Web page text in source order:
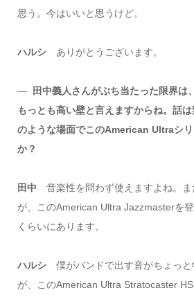
思う。今はいいと思うけど。
ハルシ ありがとうございます。
―
田中義人さんがぶち当たった限界は
もっとも高い壁と言えますからね。話
のような場面でこのAmerican Ultraシ
か？
田中 音楽性を問わず使えますよね。
が、このAmerican Ultra Jazzmasterを
くらいにあります。
ハルシ 僕がバンドで出す音がちょっ
が、このAmerican Ultra Stratocaster